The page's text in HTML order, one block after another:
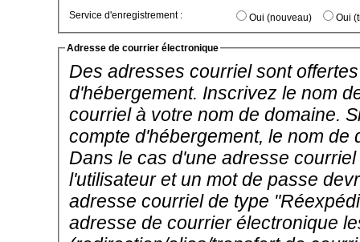
Service d'enregistrement :
Adresse de courrier électronique
Des adresses courriel sont
d'hébergement. Inscrivez le nom
courriel à votre nom de domaine.
compte d'hébergement, le nom de
Dans le cas d'une adresse
l'utilisateur et un mot de passe
adresse courriel de type
adresse de courrier électronique